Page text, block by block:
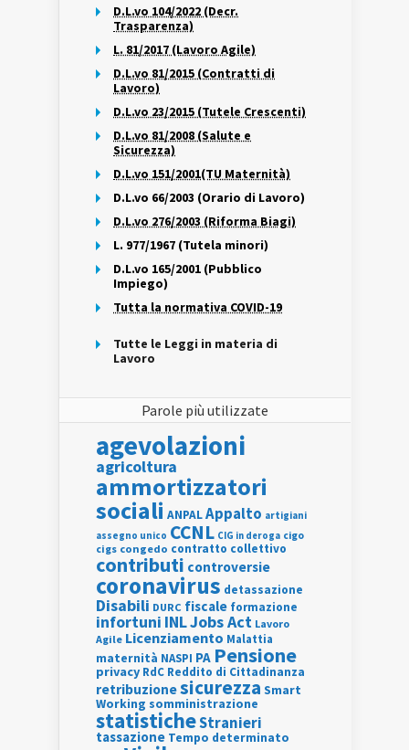
D.L.vo 104/2022 (Decr.
Trasparenza)
L. 81/2017 (Lavoro Agile)
D.L.vo 81/2015 (Contratti di
Lavoro)
D.L.vo 23/2015 (Tutele Crescenti)
D.L.vo 81/2008 (Salute e
Sicurezza)
D.L.vo 151/2001(TU Maternità)
D.L.vo 66/2003 (Orario di Lavoro)
D.L.vo 276/2003 (Riforma Biagi)
L. 977/1967 (Tutela minori)
D.L.vo 165/2001 (Pubblico
Impiego)
Tutta la normativa COVID-19
Tutte le Leggi in materia di
Lavoro
Parole più utilizzate
agevolazioni
agricoltura
ammortizzatori
sociali ANPALAppalto artigiani
assegno unico CCNL CIG in deroga cigo
cigs congedo contratto collettivo
contributi controversie
coronavirus detassazione
Disabili DURC fiscale formazione
infortuni INLJobs Act Lavoro
Agile Licenziamento Malattia
maternità NASPI PA Pensione
privacy RdC Reddito di Cittadinanza
retribuzionesicurezza Smart
Working somministrazione
statisticheStranieri
tassazione Tempo determinato